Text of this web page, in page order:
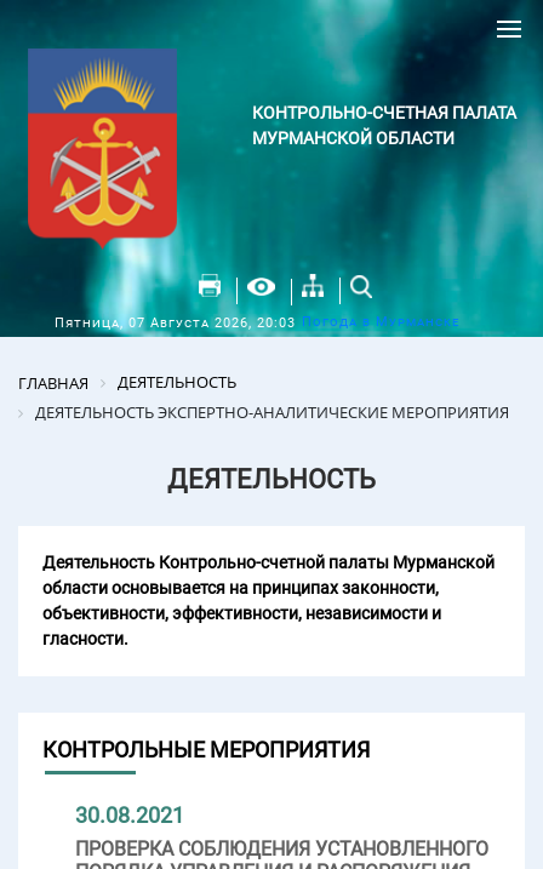
КОНТРОЛЬНО-СЧЕТНАЯ ПАЛАТА
МУРМАНСКОЙ ОБЛАСТИ
Пятница, 07 Августа 2026, 20:03 Погода в Мурманске
ГЛАВНАЯ
ДЕЯТЕЛЬНОСТЬ
ДЕЯТЕЛЬНОСТЬ ЭКСПЕРТНО-АНАЛИТИЧЕСКИЕ МЕРОПРИЯТИЯ
ДЕЯТЕЛЬНОСТЬ
Деятельность Контрольно-счетной палаты Мурманской
области основывается на принципах законности,
объективности, эффективности, независимости и
гласности.
КОНТРОЛЬНЫЕ МЕРОПРИЯТИЯ
30.08.2021
ПРОВЕРКА СОБЛЮДЕНИЯ УСТАНОВЛЕННОГО